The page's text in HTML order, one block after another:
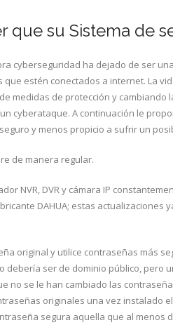
que su Sistema de
cyberseguridad ha dejado de ser
que estén conectados a internet. La
medidas de protección y
cyberataque. A continuación le
y menos propicio a sufrir un
de manera regular.
NVR, DVR y cámara IP
DAHUA; estas
original y utilice contraseñas más
debería ser de dominio público, pero
no se le han cambiado las
originales una vez instalado
segura aquella que al menos